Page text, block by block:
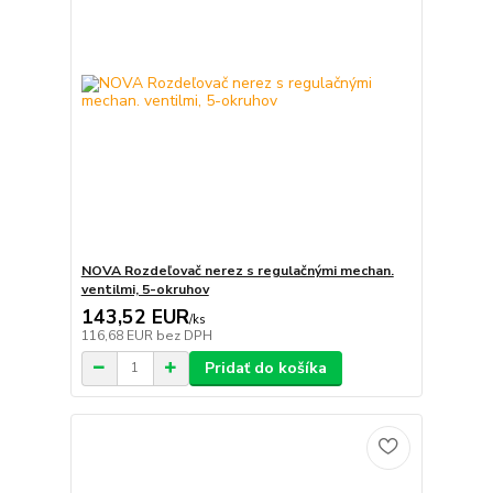
NOVA Rozdeľovač nerez s regulačnými mechan.
ventilmi, 5-okruhov
143,52 EUR/ks
116,68 EUR bez DPH
Pridať do košíka